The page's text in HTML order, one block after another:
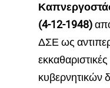
(4-12-1948)
ΔΣΕ ως
κυβερνητικών